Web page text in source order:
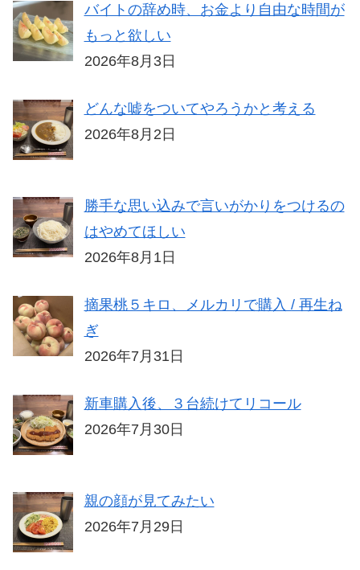
バイトの辞め時、お金より自由な時間が
もっと欲しい
2026年8月3日
どんな嘘をついてやろうかと考える
2026年8月2日
勝手な思い込みで言いがかりをつけるの
はやめてほしい
2026年8月1日
摘果桃５キロ、メルカリで購入 / 再生ね
ぎ
2026年7月31日
新車購入後、３台続けてリコール
2026年7月30日
親の顔が見てみたい
2026年7月29日